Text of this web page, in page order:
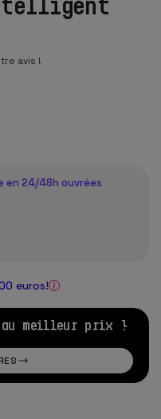
avis !
en 24/48h ouvrées
euros!
au meilleur prix !